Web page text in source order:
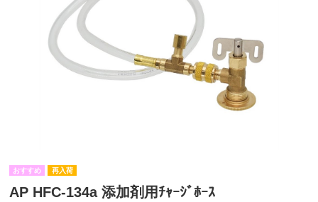
再入荷
AP HFC-134a 添加剤用ﾁｬｰｼﾞﾎｰｽ